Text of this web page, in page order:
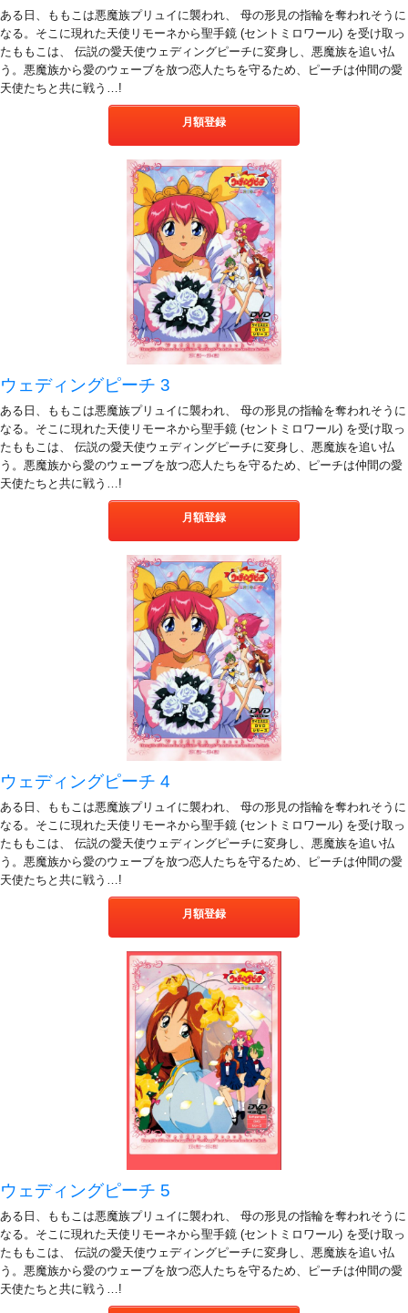
ある日、ももこは悪魔族プリュイに襲われ、 母の形見の指輪を奪われそうに
なる。そこに現れた天使リモーネから聖手鏡 (セントミロワール) を受け取っ
たももこは、 伝説の愛天使ウェディングピーチに変身し、悪魔族を追い払
う。悪魔族から愛のウェーブを放つ恋人たちを守るため、ピーチは仲間の愛
天使たちと共に戦う…!
月額登録
ウェディングピーチ 3
ある日、ももこは悪魔族プリュイに襲われ、 母の形見の指輪を奪われそうに
なる。そこに現れた天使リモーネから聖手鏡 (セントミロワール) を受け取っ
たももこは、 伝説の愛天使ウェディングピーチに変身し、悪魔族を追い払
う。悪魔族から愛のウェーブを放つ恋人たちを守るため、ピーチは仲間の愛
天使たちと共に戦う…!
月額登録
ウェディングピーチ 4
ある日、ももこは悪魔族プリュイに襲われ、 母の形見の指輪を奪われそうに
なる。そこに現れた天使リモーネから聖手鏡 (セントミロワール) を受け取っ
たももこは、 伝説の愛天使ウェディングピーチに変身し、悪魔族を追い払
う。悪魔族から愛のウェーブを放つ恋人たちを守るため、ピーチは仲間の愛
天使たちと共に戦う…!
月額登録
ウェディングピーチ 5
ある日、ももこは悪魔族プリュイに襲われ、 母の形見の指輪を奪われそうに
なる。そこに現れた天使リモーネから聖手鏡 (セントミロワール) を受け取っ
たももこは、 伝説の愛天使ウェディングピーチに変身し、悪魔族を追い払
う。悪魔族から愛のウェーブを放つ恋人たちを守るため、ピーチは仲間の愛
天使たちと共に戦う…!